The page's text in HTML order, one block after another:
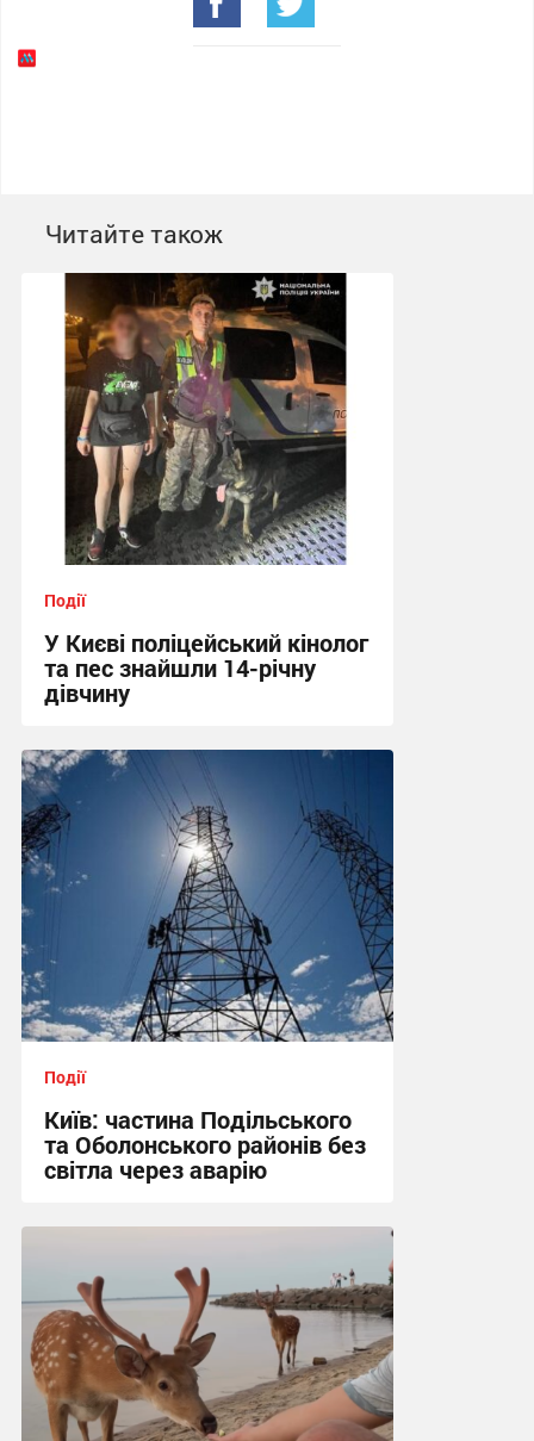
Читайте також
Події
У Києві поліцейський кінолог
та пес знайшли 14-річну
дівчину
19:08 вчора
Події
Київ: частина Подільського
та Оболонського районів без
світла через аварію